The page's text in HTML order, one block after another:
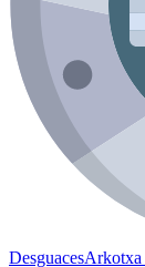
DesguacesArkotxa